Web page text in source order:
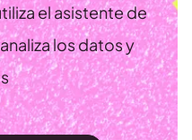
el asistente de
los datos y